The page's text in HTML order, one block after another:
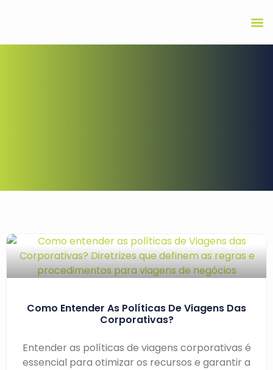
Como Entender As Políticas De Viagens Das
Corporativas?
Entender as políticas de viagens corporativas é
essencial para otimizar os recursos e garantir a